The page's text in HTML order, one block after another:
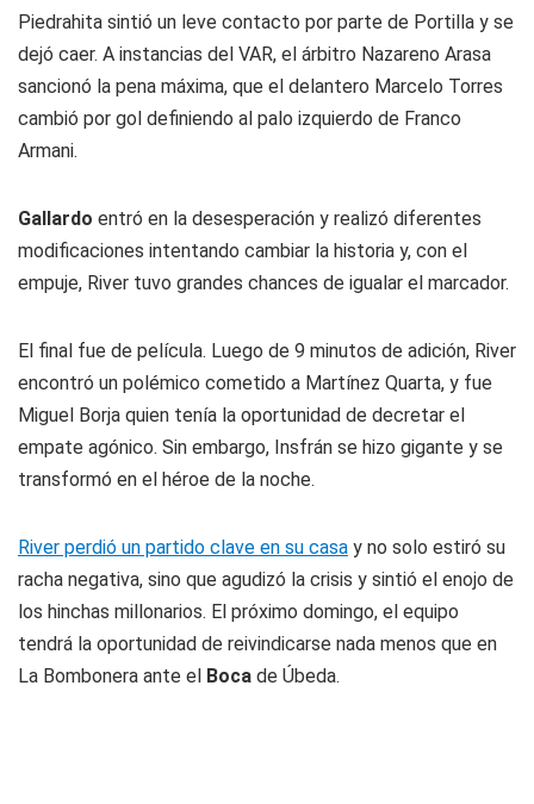
Piedrahita sintió un leve contacto por parte de Portilla y se
dejó caer. A instancias del VAR, el árbitro Nazareno Arasa
sancionó la pena máxima, que el delantero Marcelo Torres
cambió por gol definiendo al palo izquierdo de Franco
Armani.
Gallardo entró en la desesperación y realizó diferentes
modificaciones intentando cambiar la historia y, con el
empuje, River tuvo grandes chances de igualar el marcador.
El final fue de película. Luego de 9 minutos de adición, River
encontró un polémico cometido a Martínez Quarta, y fue
Miguel Borja quien tenía la oportunidad de decretar el
empate agónico. Sin embargo, Insfrán se hizo gigante y se
transformó en el héroe de la noche.
River perdió un partido clave en su casa y no solo estiró su
racha negativa, sino que agudizó la crisis y sintió el enojo de
los hinchas millonarios. El próximo domingo, el equipo
tendrá la oportunidad de reivindicarse nada menos que en
La Bombonera ante el Boca de Úbeda.